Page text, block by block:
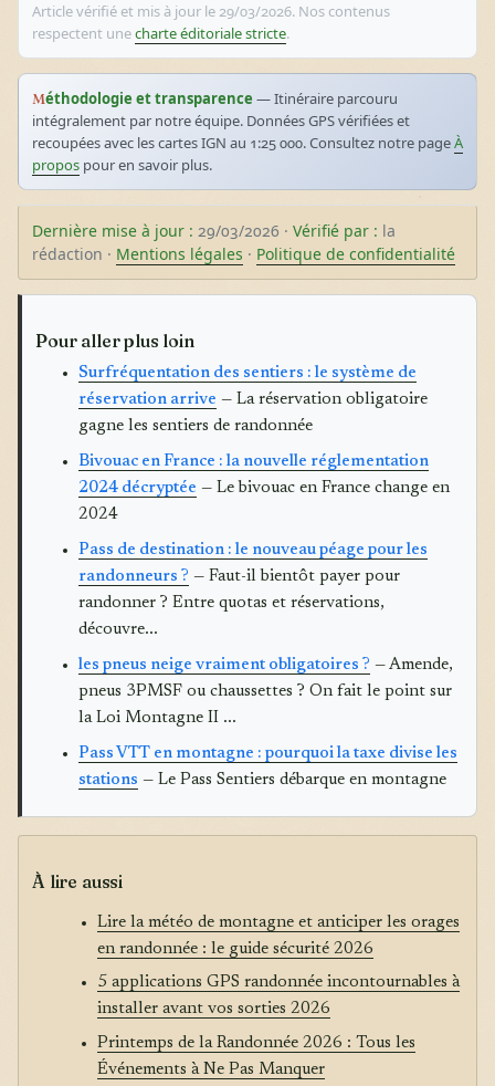
Article vérifié et mis à jour le 29/03/2026. Nos contenus
respectent unecharte éditoriale stricte.
Méthodologie et transparence — Itinéraire parcouru
intégralement par notre équipe. Données GPS vérifiées et
recoupées avec les cartes IGN au 1:25 000. Consultez notre pageÀ
propos pour en savoir plus.
Dernière mise à jour : 29/03/2026 · Vérifié par : la
rédaction · Mentions légales · Politique de confidentialité
Pour aller plus loin
Surfréquentation des sentiers : le système de
réservation arrive — La réservation obligatoire
gagne les sentiers de randonnée
Bivouac en France : la nouvelle réglementation
2024 décryptée — Le bivouac en France change en
2024
Pass de destination : le nouveau péage pour les
randonneurs ? — Faut-il bientôt payer pour
randonner ? Entre quotas et réservations,
découvre...
les pneus neige vraiment obligatoires ? — Amende,
pneus 3PMSF ou chaussettes ? On fait le point sur
la Loi Montagne II ...
Pass VTT en montagne : pourquoi la taxe divise les
stations — Le Pass Sentiers débarque en montagne
À lire aussi
Lire la météo de montagne et anticiper les orages
en randonnée : le guide sécurité 2026
5 applications GPS randonnée incontournables à
installer avant vos sorties 2026
Printemps de la Randonnée 2026 : Tous les
Événements à Ne Pas Manquer